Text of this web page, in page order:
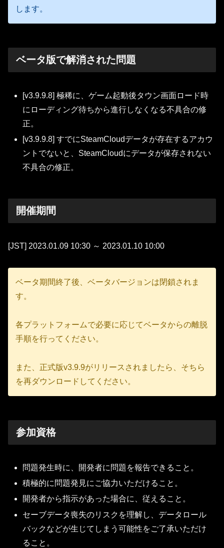
します。
ベータ版で解消された問題
[v3.9.9.8] 極稀に、ゲーム起動後タウン画面ロード時
にローディング待ちから進行しなくなる不具合の修
正。
[v3.9.9.8] すでにSteamCloudデータが存在するアカウ
ントでないと、SteamCloudにデータが保存されない
不具合の修正。
開催期間
[JST] 2023.01.09 10:30 ～ 2023.01.10 10:00
ベータ期間終了後、ベータバージョンは閉鎖されま
す。
各プラットフォームで必要に応じてベータからの離脱
手順を行ってください。
また、正式版v3.9.9がリリースされましたら、そちら
を再ダウンロードしてください。
参加資格
問題発生時に、開発者に問題を報告できること。
積極的に問題発見にご協力いただけること。
開発者から指示があった場合に、従えること。
セーブデータ喪失のリスクを理解し、データロール
バックなどが生じてしまう可能性をご了承いただけ
ること。